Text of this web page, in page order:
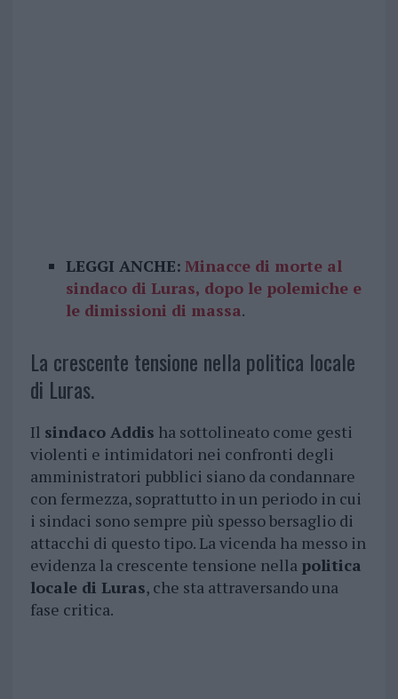
LEGGI ANCHE: Minacce di morte al
sindaco di Luras, dopo le polemiche e
le dimissioni di massa.
La crescente tensione nella politica locale
di Luras.
Il sindaco Addis ha sottolineato come gesti
violenti e intimidatori nei confronti degli
amministratori pubblici siano da condannare
con fermezza, soprattutto in un periodo in cui
i sindaci sono sempre più spesso bersaglio di
attacchi di questo tipo. La vicenda ha messo in
evidenza la crescente tensione nella politica
locale di Luras, che sta attraversando una
fase critica.